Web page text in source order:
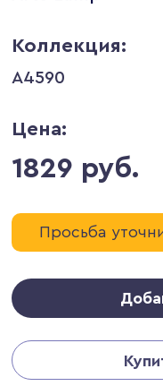
Коллекция:
A4590
Цена:
1829 руб.
Просьба